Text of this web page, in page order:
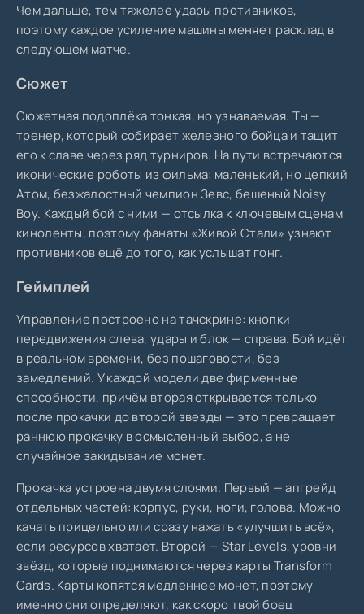
Чем дальше, тем тяжелее удары противников,
поэтому каждое усиление машины меняет расклад в
следующем матче.
Сюжет
Сюжетная подоплёка тонкая, но узнаваемая. Ты —
тренер, который собирает железного бойца и тащит
его к славе через ряд турниров. На пути встречаются
иконические роботы из фильма: маленький, но цепкий
Атом, безжалостный чемпион Зевс, бешеный Noisy
Boy. Каждый бой с ними — отсылка к ключевым сценам
киноленты, поэтому фанаты «Живой Стали» узнают
противников ещё до того, как услышат гонг.
Геймплей
Управление построено на тачскрине: кнопки
передвижения слева, удары и блок — справа. Бой идёт
в реальном времени, без пошаговости, без
замедлений. У каждой модели две фирменные
способности, причём вторая открывается только
после прокачки до второй звезды — это превращает
раннюю прокачку в осмысленный выбор, а не
случайное закидывание монет.
Прокачка устроена двумя слоями. Первый — апгрейд
отдельных частей: корпус, руки, ноги, голова. Можно
качать прицельно или сразу нажать «улучшить всё»,
если ресурсов хватает. Второй — Star Levels, уровни
звёзд, которые поднимаются через карты Transform
Cards. Карты копятся медленнее монет, поэтому
именно они определяют, как скоро твой боец